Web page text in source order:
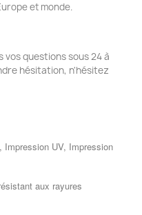
et monde.
questions sous 24 à
hésitation, n'hésitez
Impression UV, Impression
aux rayures